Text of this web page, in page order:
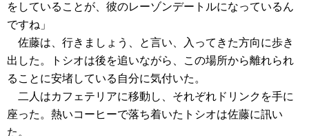
をしていることが、彼のレーゾンデートルになっているん
ですね」
佐藤は、行きましょう、と言い、入ってきた方向に歩き
出した。トシオは後を追いながら、この場所から離れられ
ることに安堵している自分に気付いた。
二人はカフェテリアに移動し、それぞれドリンクを手に
座った。熱いコーヒーで落ち着いたトシオは佐藤に訊い
た。